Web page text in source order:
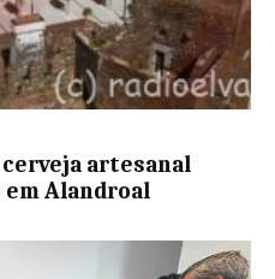
artesanal
Alandroal